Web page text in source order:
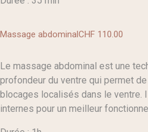
Massage abdominalCHF 110.00
Le massage abdominal est une
profondeur du ventre qui permet
blocages localisés dans le ventre.
internes pour un meilleur